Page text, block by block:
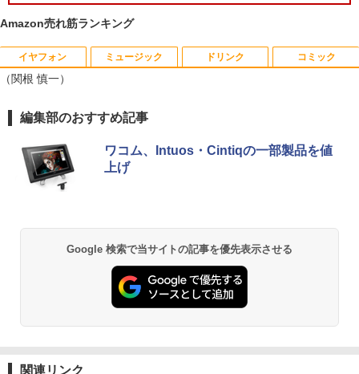
5
MS Office 2024 H&B 搭載｜中古ノート
DELL Latitude 3500｜中古パソコン 中
古 ノートパソコン 無線 15.6インチ HD
タイプC｜Word Excel PowerPoint
ソフトオフィス2024付き microsoft offi
ce付き 中古パソコン 中古 デスクトップ
Pro NEC Mate MKH29B-9 Core i7 16G
B 中古 パソコン デスクトップパソコン
￥84,000
5
液晶ディスプレイ 23インチ ディスプレ
モニター ゲーミングモニター PCモニタ
ー 23.8 1920×1080 HDMI D-Sub ブラッ
￥11,480
Amazon売れ筋ランキング
イヤフォン
Anker Soundcore P40i オフホワイト
￥7,990
￥5,990
ラック
ミュージック
BRUCE WAYNE feat. Flo Milli, ATL Jacob
[Explicit]
￥250
[Explicit]
ドリンク
by Amazon 天然水 ラベルレス 500ml ×24本
富士山の天然水 バナジウム含有 水 ミネラル
ウォーター ペットボトル 静岡県産 500ミリリ
ットル (Smart Basic)
【Amazon.co.jp限定】 い・ろ・は・す 2L P
ET ラベルレス ×8本
￥1,112
コミック
薬屋のひとりごと 17巻 (デジタル版ビッグガ
ンガンコミックス)
￥770
エース)
クスDIGITAL)
（関根 慎一）
編集部のおすすめ記事
ワコム、Intuos・Cintiqの一部製品を値
上げ
Google 検索で当サイトの記事を優先表示させる
関連リンク